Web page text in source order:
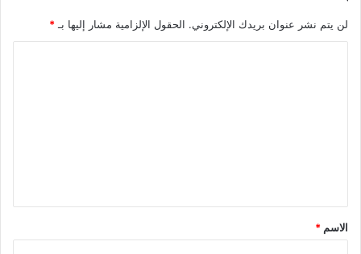
لن يتم نشر عنوان بريدك الإلكتروني. الحقول الإلزامية مشار إليها بـ*
*
الاسم *